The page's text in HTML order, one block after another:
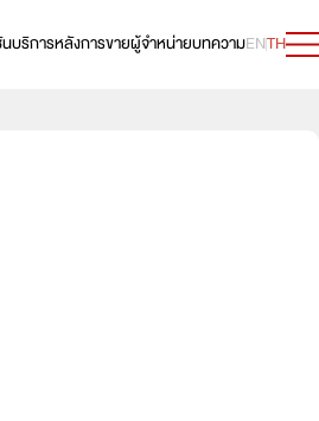
บริการหลังการขายผู้จำหน่ายบทความENTH